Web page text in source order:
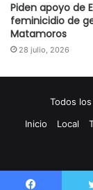
Piden apoyo de
feminicidio de
Matamoros
28 julio, 2026
Todos
Inicio
Local